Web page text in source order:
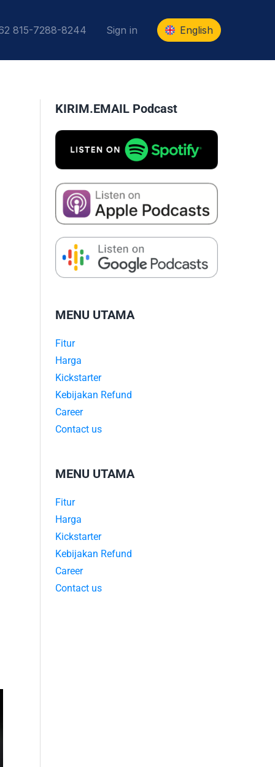
815-7288-8244 Sign in English
KIRIM.EMAIL Podcast
MENU UTAMA
Fitur
Harga
Kickstarter
Kebijakan Refund
Career
Contact us
MENU UTAMA
Fitur
Harga
Kickstarter
Kebijakan Refund
Career
Contact us